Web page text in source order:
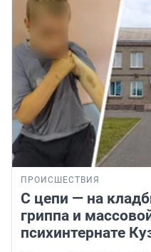
ПРОИСШЕСТВИЯ
С цепи — на
гриппа и
психинтернате